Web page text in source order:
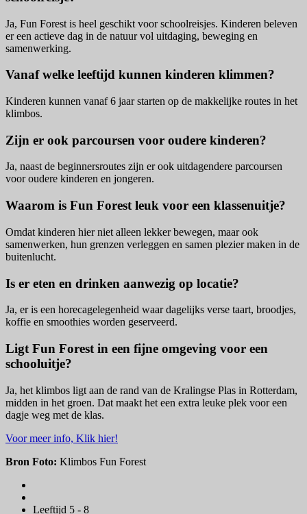
Ja, Fun Forest is heel geschikt voor schoolreisjes. Kinderen beleven
er een actieve dag in de natuur vol uitdaging, beweging en
samenwerking.
Vanaf welke leeftijd kunnen kinderen klimmen?
Kinderen kunnen vanaf 6 jaar starten op de makkelijke routes in het
klimbos.
Zijn er ook parcoursen voor oudere kinderen?
Ja, naast de beginnersroutes zijn er ook uitdagendere parcoursen
voor oudere kinderen en jongeren.
Waarom is Fun Forest leuk voor een klassenuitje?
Omdat kinderen hier niet alleen lekker bewegen, maar ook
samenwerken, hun grenzen verleggen en samen plezier maken in de
buitenlucht.
Is er eten en drinken aanwezig op locatie?
Ja, er is een horecagelegenheid waar dagelijks verse taart, broodjes,
koffie en smoothies worden geserveerd.
Ligt Fun Forest in een fijne omgeving voor een
schooluitje?
Ja, het klimbos ligt aan de rand van de Kralingse Plas in Rotterdam,
midden in het groen. Dat maakt het een extra leuke plek voor een
dagje weg met de klas.
Voor meer info, Klik hier!
Bron Foto: Klimbos Fun Forest
Leeftijd 5 - 8